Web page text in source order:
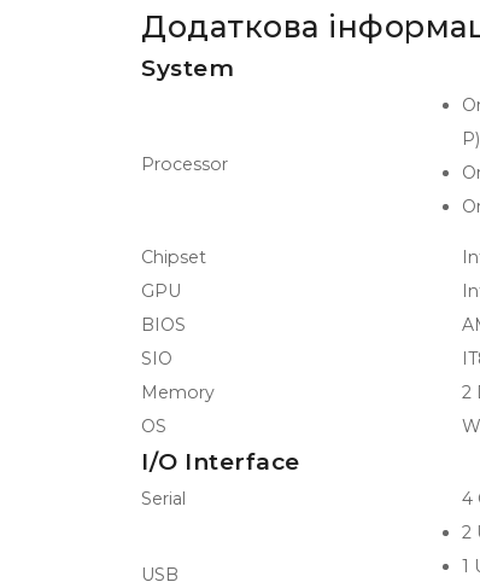
Додаткова
System
Processor
P)
Chipset
GPU
BIOS
SIO
Memory
2
OS
I/O Interface
Serial 4
USB
2
1